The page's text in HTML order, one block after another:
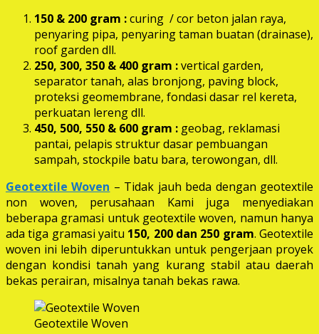
150 & 200 gram :curing / cor beton jalan raya,
penyaring pipa, penyaring taman buatan (drainase),
roof garden dll.
250, 300, 350 & 400 gram :vertical garden,
separator tanah, alas bronjong, paving block,
proteksi geomembrane, fondasi dasar rel kereta,
perkuatan lereng dll.
450, 500, 550 & 600 gram : geobag, reklamasi
pantai, pelapis struktur dasar pembuangan
sampah, stockpile batu bara, terowongan, dll.
Geotextile Woven – Tidak jauh beda dengan geotextile
non woven, perusahaan Kami juga menyediakan
beberapa gramasi untuk geotextile woven, namun hanya
ada tiga gramasi yaitu 150, 200 dan 250 gram. Geotextile
woven ini lebih diperuntukkan untuk pengerjaan proyek
dengan kondisi tanah yang kurang stabil atau daerah
bekas perairan, misalnya tanah bekas rawa.
Geotextile Woven